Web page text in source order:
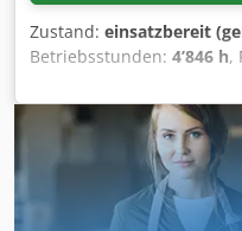
Zustand: einsatzbereit
Betriebsstunden: 4’846 h,
Gesamtgewicht:5’400 kg,
Produktlänge (max.):
Diese 4-Achsen-
im Jahr 2021 hergestellt.
von 1250 mm und eine